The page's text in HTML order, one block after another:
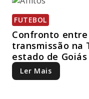
FUTEBOL
Confronto
transmissão na
estado de Goiás
Ler Mais